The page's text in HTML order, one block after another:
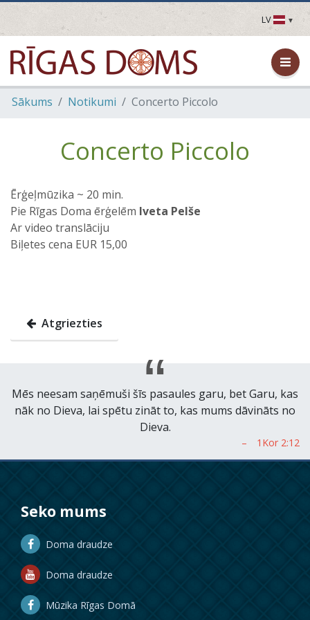
LV
LV
EN
DE
FR
Sākums Notikumi Concerto Piccolo
Concerto Piccolo
Ērģeļmūzika ~ 20 min.
Pie Rīgas Doma ērģelēm Iveta Pelše
Ar video translāciju
Biļetes cena EUR 15,00
Atgriezties
Mēs neesam saņēmuši šīs pasaules garu, bet Garu, kas
nāk no Dieva, lai spētu zināt to, kas mums dāvināts no
Dieva.
Seko mums
Doma draudze
Doma draudze
Mūzika Rīgas Domā